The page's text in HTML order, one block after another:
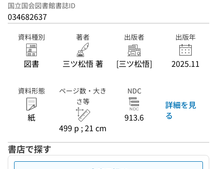
国立国会図書館書誌ID
034682637
資料種別
図書
著者
三ツ松悟 著
出版者
[三ツ松悟]
出版年
2025.11
資料形態
紙
ページ数・大き
さ等
499 p ; 21 cm
NDC
913.6
詳細を見
る
書店で探す